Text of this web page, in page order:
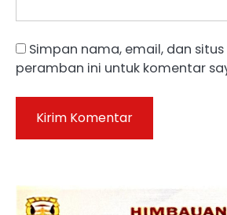
Simpan nama, email, dan
peramban ini untuk komentar